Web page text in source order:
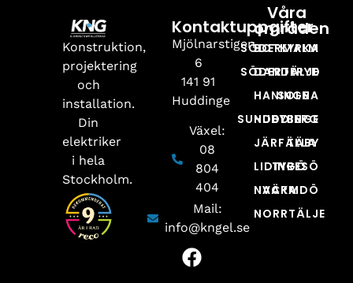
Konstruktion,
projektering
och
installation.
Din
elektriker
i hela
Stockholm.
Kontaktuppgifter
Mjölnarstigen
6
141 91
Huddinge
Växel:
08
804
404
Mail:
info@kngel.se
Våra
områden
BOTKYRKA
DANDERYD
HANINGE
HUDDINGE
JÄRFÄLLA
LIDINGÖ
NACKA
NORRTÄLJE
SÖDERMALM
SÖDERTÄLJE
SOLNA
SUNDBYBERG
TÄBY
TYRESÖ
VÄRMDÖ